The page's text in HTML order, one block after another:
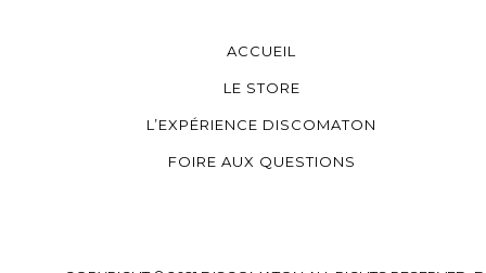
ACCUEIL
LE STORE
L’EXPÉRIENCE DISCOMATON
FOIRE AUX QUESTIONS